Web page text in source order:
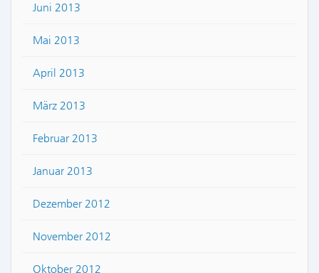
Juni 2013
Mai 2013
April 2013
März 2013
Februar 2013
Januar 2013
Dezember 2012
November 2012
Oktober 2012